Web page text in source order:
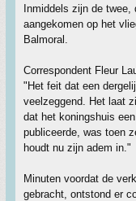
Inmiddels zijn de twee,
aangekomen op het
Balmoral.
Correspondent Fleur
"Het feit dat een
veelzeggend. Het laat
dat het koningshuis
publiceerde, was toen
houdt nu zijn adem in."
Minuten voordat de
gebracht, ontstond er